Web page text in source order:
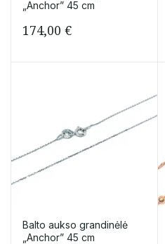
„Anchor” 45 cm
174,00 €
Balto aukso grandinėlė
„Anchor” 45 cm